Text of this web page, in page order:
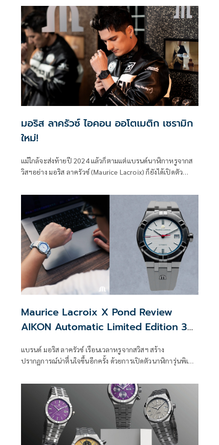
เชียงใหม่ ณ ร้าน Moment’s Notice Jazz Club
มอริส ลาครัวซ์ ไอคอน ออโตเมติก เซรามิก
ใหม่!
แม้ใกล้จะส่งท้ายปี 2024 แล้วก็ตามแต่แบรนด์นาฬิกาหรูจากส
วิสฯอย่าง มอริส ลาครัวซ์ (Maurice Lacroix) ก็ยังได้เปิดตัว
ออกมาด้วยกันถึงสองขนาด
Maurice Lacroix X Pond Review
AIKON Automatic Limited Edition 39
แบรนด์ มอริส ลาครัวซ์ เรือนเวลาหรูจากสวิสฯ สร้าง
ปรากฏการณ์น่าตื่นใจขึ้นอีกครั้ง ด้วยการเปิดตัวนาฬิการุ่นพิเศษ
มม.